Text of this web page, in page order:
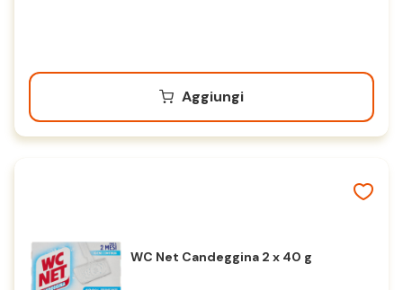
Aggiungi
WC Net Candeggina 2 x 40 g